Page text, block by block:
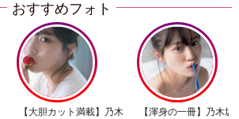
おすすめフォト
【大胆カット満載】乃木
【渾身の一冊】乃木坂